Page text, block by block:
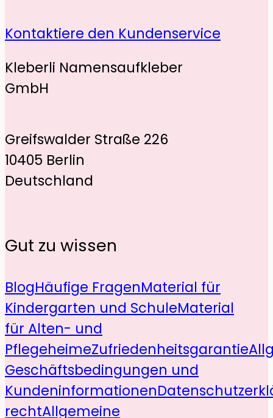
Kontaktiere den Kundenservice
Kleberli Namensaufkleber
GmbH
Greifswalder Straße 226
10405 Berlin
Deutschland
Gut zu wissen
BlogHäufige FragenMaterial für
Kindergarten und SchuleMaterial
für Alten- und
PflegeheimeZufriedenheitsgarantie
Geschäftsbedingungen und
Kundeninformationen
rechtAllgemeine